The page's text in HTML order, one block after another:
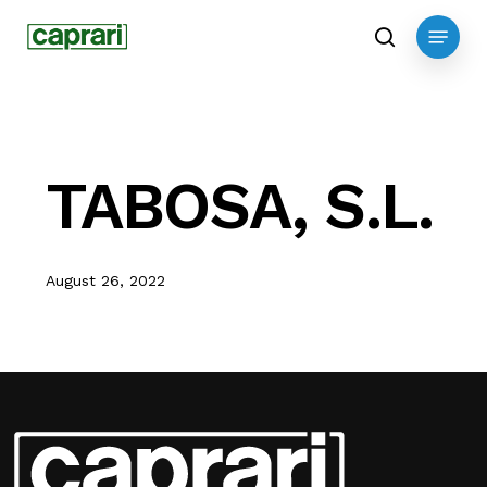
search
Menu
TABOSA, S.L.
August 26, 2022